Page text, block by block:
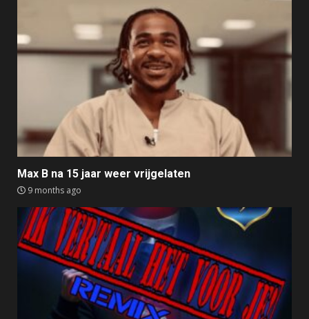
Max B na 15 jaar weer vrijgelaten
9 months ago